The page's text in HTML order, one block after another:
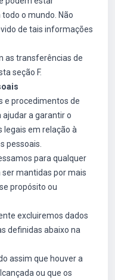
o mundo. Não
de tais informações
as transferências de
seção F.
e procedimentos de
a garantir o
legais em relação à
pessoais.
para qualquer
mantidas por mais
propósito ou
excluiremos dados
definidas abaixo na
assim que houver a
ou que os